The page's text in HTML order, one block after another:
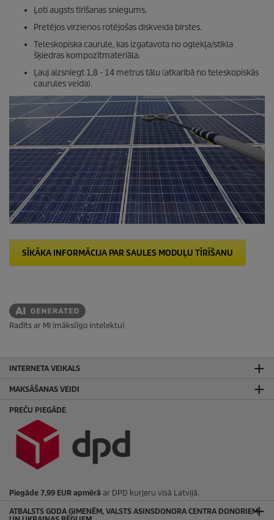
Ļoti augsts tīrīšanas sniegums.
Pretējos virzienos rotējošas diskveida birstes.
Teleskopiska caurule, kas izgatavota no oglekļa/stikla
šķiedras kompozītmateriāla.
Ļauj aizsniegt 1,8 - 14 metrus tālu (atkarībā no teleskopiskās
caurules veida).
SĪKĀKA INFORMĀCIJA PAR SAULES MODUĻU TĪRĪŠANU
Radīts ar MI (mākslīgo intelektu)
INTERNETA VEIKALS
MAKSĀŠANAS VEIDI
PREČU PIEGĀDE
Piegāde 7,99 EUR apmērā ar DPD kurjeru visā Latvijā.
ATBALSTS GODA ĢIMENĒM, VALSTS ASINSDONORA CENTRA DONORIEM